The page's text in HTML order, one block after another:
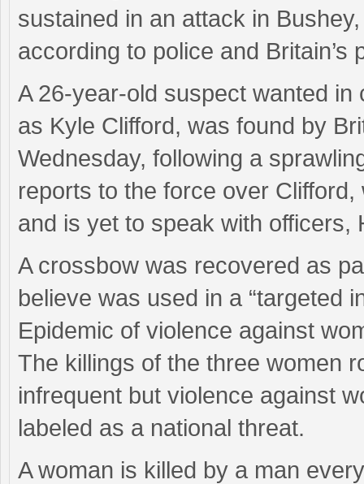
sustained in an attack in
according to police and Britain’s
A 26-year-old suspect wanted
as Kyle Clifford, was found by
Wednesday, following a
reports to the force over
and is yet to speak with officers,
A crossbow was recovered as
believe was used in a “targeted
Epidemic of violence against
The killings of the three women
infrequent but violence against
labeled as a national threat.
A woman is killed by a man